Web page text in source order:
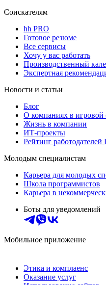
Соискателям
hh PRO
Готовое резюме
Все сервисы
Хочу у вас работать
Производственный
Экспертная
Новости и статьи
Блог
О компаниях в игровой
Жизнь в компании
ИТ-проекты
Рейтинг работодателей
Молодым специалистам
Карьера для молодых
Школа программистов
Карьера в
Боты для уведомлений
Мобильное приложение
Этика и комплаенс
Оказание услуг